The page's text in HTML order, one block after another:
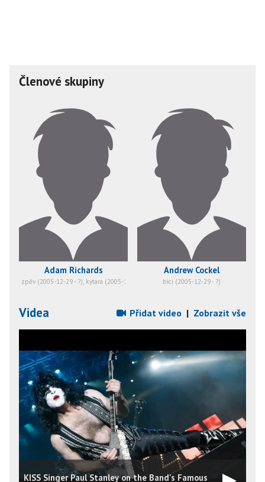
Členové skupiny
Adam Richards
zpěv (2005-12-29 - ?), kytara (2005-12-29 - ?)
Andrew Cockel
bicí (2005-12-29 - ?)
Videa Přidat video | Zobrazit vše
KISS Singer Paul Stanley on the Band's Famous